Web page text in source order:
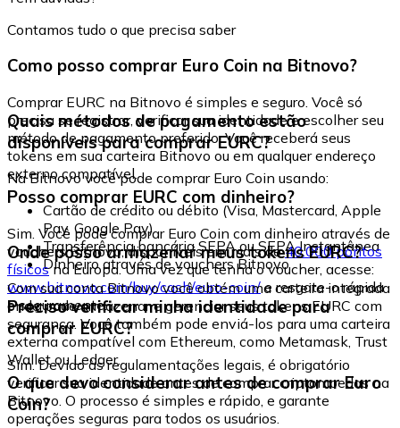
Contamos tudo o que precisa saber
Como posso comprar Euro Coin na Bitnovo?
Comprar EURC na Bitnovo é simples e seguro. Você só
precisa se registrar, verificar sua identidade e escolher seu
método de pagamento preferido. Você receberá seus
tokens em sua carteira Bitnovo ou em qualquer endereço
externo compatível.
Quais métodos de pagamento estão
disponíveis para comprar EURC?
Na Bitnovo você pode comprar Euro Coin usando:
Cartão de crédito ou débito (Visa, Mastercard, Apple
Pay, Google Pay)
Transferência bancária SEPA ou SEPA Instantânea
Dinheiro através de vouchers Bitnovo
Posso comprar EURC com dinheiro?
Sim. Você pode comprar Euro Coin com dinheiro através de
vouchers Bitnovo, disponíveis em mais de40.000 pontos
físicosna Europa. Uma vez que tenha o voucher, acesse:
www.bitnovo.com/buy/cash/euro-coin/e resgate-o rápida
e seguramente.
Onde posso armazenar meus tokens EURC?
Com sua conta Bitnovo você obtém uma carteira integrada
onde pode armazenar e gerenciar seus tokens EURC com
segurança. Você também pode enviá-los para uma carteira
externa compatível com Ethereum, como Metamask, Trust
Wallet ou Ledger.
Preciso verificar minha identidade para
comprar EURC?
Sim. Devido às regulamentações legais, é obrigatório
verificar sua identidade antes de comprar criptomoedas na
Bitnovo. O processo é simples e rápido, e garante
operações seguras para todos os usuários.
O que devo considerar antes de comprar Euro
Coin?